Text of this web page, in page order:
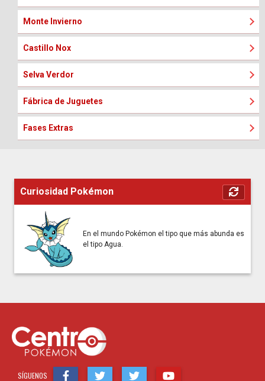
Monte Invierno
Castillo Nox
Selva Verdor
Fábrica de Juguetes
Fases Extras
Curiosidad Pokémon
En el mundo Pokémon el tipo que más abunda es
el tipo Agua.
SÍGUENOS